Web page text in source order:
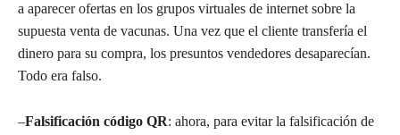
a aparecer ofertas en los grupos virtuales de internet sobre la
supuesta venta de vacunas. Una vez que el cliente transfería el
dinero para su compra, los presuntos vendedores desaparecían.
Todo era falso.
–Falsificación código QR: ahora, para evitar la falsificación de